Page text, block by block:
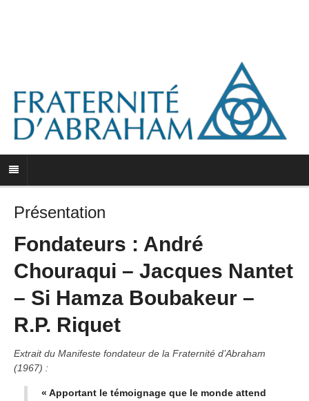
Présentation
Fondateurs : André
Chouraqui – Jacques Nantet
– Si Hamza Boubakeur –
R.P. Riquet
Extrait du Manifeste fondateur de la Fraternité d’Abraham
(1967) :
« Apportant le témoignage que le monde attend